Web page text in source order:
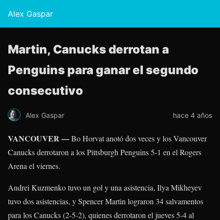
Alex Gaspar
Martin, Canucks derrotan a
Penguins para ganar el segundo
consecutivo
Alex Gaspar hace 4 años
VANCOUVER —Bo Horvatanotó dos veces y los Vancouver
Canucks derrotaron a los Pittsburgh Penguins 5-1 en el Rogers
Arena el viernes.
Andrei Kuzmenkotuvo un gol y una asistencia, Ilya Mikheyev
tuvo dos asistencias, ySpencer Martin lograron 34 salvamentos
para los Canucks (2-5-2), quienes derrotaron el jueves 5-4 al